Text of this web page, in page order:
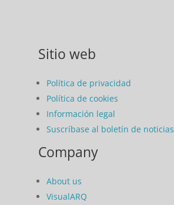
Sitio web
Política de privacidad
Política de cookies
Información legal
Suscríbase al boletín de noticias
Company
About us
VisualARQ